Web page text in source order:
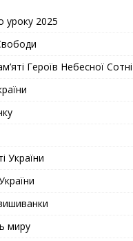
уроку 2025
Героїв Небесної Сотні
України
миру